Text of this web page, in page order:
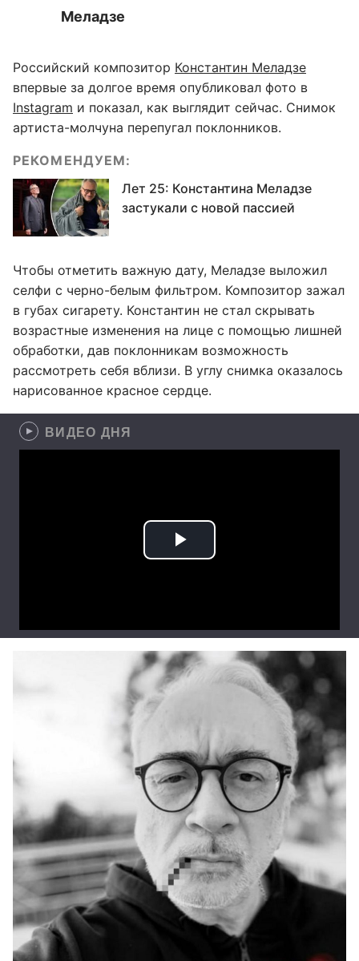
Меладзе
Российский композитор Константин Меладзе
впервые за долгое время опубликовал фото в
Instagram и показал, как выглядит сейчас. Снимок
артиста-молчуна перепугал поклонников.
РЕКОМЕНДУЕМ:
Лет 25: Константина Меладзе
застукали с новой пассией
Чтобы отметить важную дату, Меладзе выложил
селфи с черно-белым фильтром. Композитор зажал
в губах сигарету. Константин не стал скрывать
возрастные изменения на лице с помощью лишней
обработки, дав поклонникам возможность
рассмотреть себя вблизи. В углу снимка оказалось
нарисованное красное сердце.
ВИДЕО ДНЯ